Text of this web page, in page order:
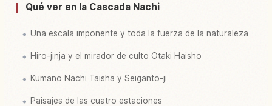
Qué ver en la Cascada Nachi
Una escala imponente y toda la fuerza de la naturaleza
Hiro-jinja y el mirador de culto Otaki Haisho
Kumano Nachi Taisha y Seiganto-ji
Paisajes de las cuatro estaciones